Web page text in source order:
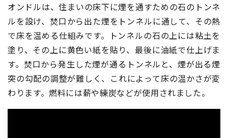
オンドルは、住まいの床下に煙を通すための石のトンネ
ルを設け、焚口から出た煙をトンネルに通して、その熱
で床を温める仕組みです。トンネルの石の上には粘土を
塗り、その上に黄色い紙を貼り、最後に油紙で仕上げま
す。焚口から発生した煙が通るトンネルと、煙が出る煙
突の勾配の調整が難しく、これによって床の温かさが変
わります。燃料には薪や練炭などが使用されました。